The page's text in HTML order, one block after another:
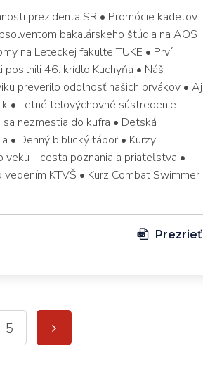
prezidenta SR • Promócie kadetov
bakalárskeho štúdia na AOS
na Leteckej fakulte TUKE • Prví
46. krídlo Kuchyňa • Náš
preverilo odolnosť našich prvákov • Aj
• Letné telovýchovné sústredenie
nezmestia do kufra • Detská
• Denný biblický tábor • Kurzy
veku - cesta poznania a priateľstva •
KTVŠ • Kurz Combat Swimmer
Prezrieť
5